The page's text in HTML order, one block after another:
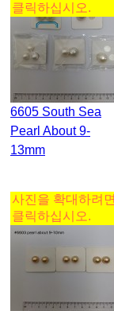
클릭하십시오.
6605 South Sea
Pearl About 9-
13mm
사진을 확대하려면
클릭하십시오.